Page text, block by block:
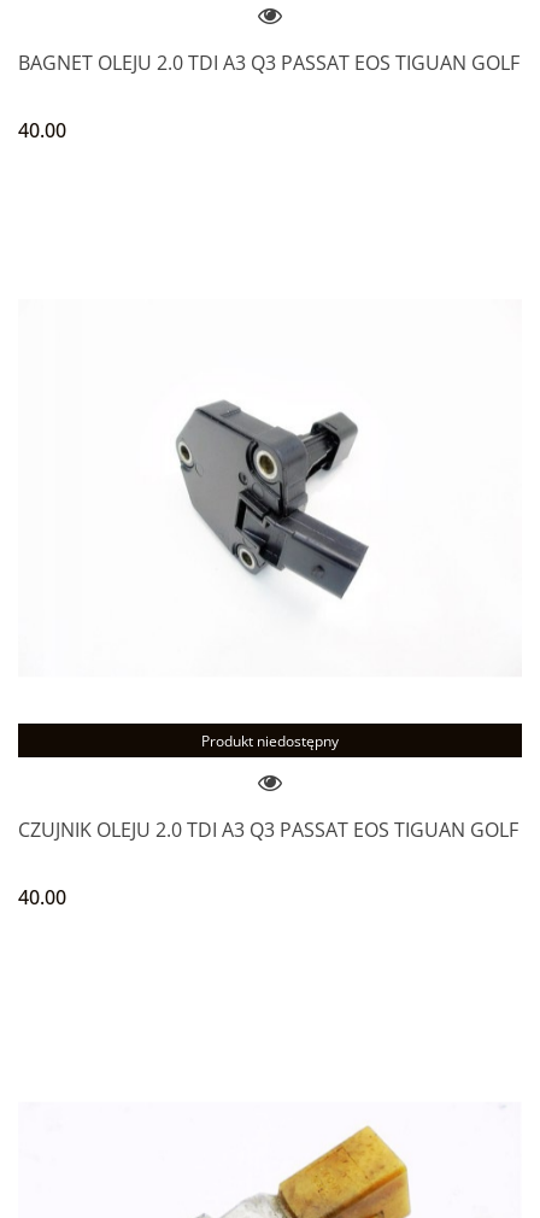
BAGNET OLEJU 2.0 TDI A3 Q3 PASSAT EOS TIGUAN GOLF
40.00
Produkt niedostępny
CZUJNIK OLEJU 2.0 TDI A3 Q3 PASSAT EOS TIGUAN GOLF
40.00